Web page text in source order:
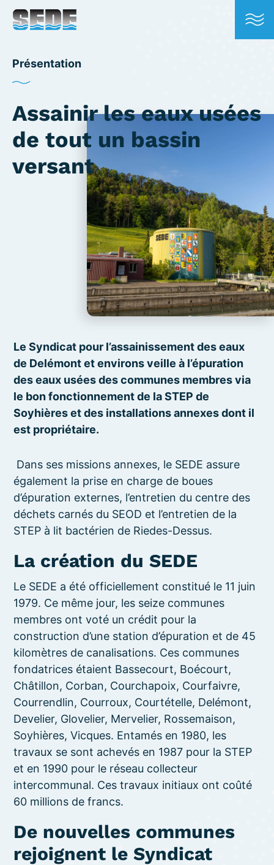
Présentation
Assainir les eaux usées
de tout un bassin
versant
Le Syndicat pour l’assainissement des eaux
de Delémont et environs veille à l’épuration
des eaux usées des communes membres via
le bon fonctionnement de la STEP de
Soyhières et des installations annexes dont il
est propriétaire.
Dans ses missions annexes, le SEDE assure
également la prise en charge de boues
d’épuration externes, l’entretien du centre des
déchets carnés du SEOD et l’entretien de la
STEP à lit bactérien de Riedes-Dessus.
La création du SEDE
Le SEDE a été officiellement constitué le 11 juin
1979. Ce même jour, les seize communes
membres ont voté un crédit pour la
construction d’une station d’épuration et de 45
kilomètres de canalisations. Ces communes
fondatrices étaient Bassecourt, Boécourt,
Châtillon, Corban, Courchapoix, Courfaivre,
Courrendlin, Courroux, Courtételle, Delémont,
Develier, Glovelier, Mervelier, Rossemaison,
Soyhières, Vicques. Entamés en 1980, les
travaux se sont achevés en 1987 pour la STEP
et en 1990 pour le réseau collecteur
intercommunal. Ces travaux initiaux ont coûté
60 millions de francs.
De nouvelles communes
rejoignent le Syndicat